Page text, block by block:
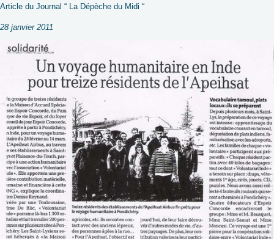
Article du Journal “ La Dépèche du Midi “
28 janvier 2011